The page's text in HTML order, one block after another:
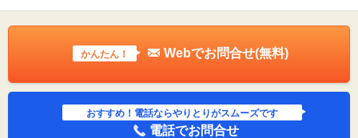
かんたん！ Webでお問合せ(無料)
おすすめ！電話ならやりとりがスムーズです
電話でお問合せ